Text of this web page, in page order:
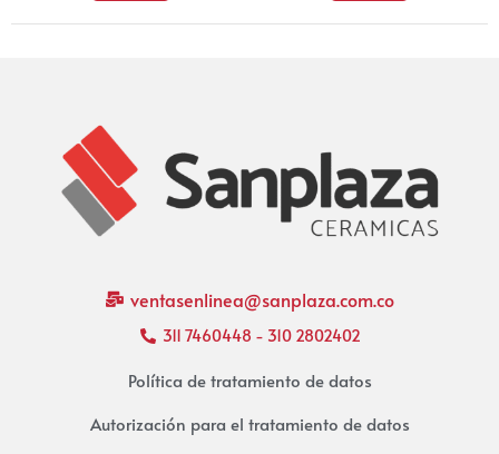
ventasenlinea@sanplaza.com.co
311 7460448 - 310 2802402
Política de tratamiento de datos
Autorización para el tratamiento de datos